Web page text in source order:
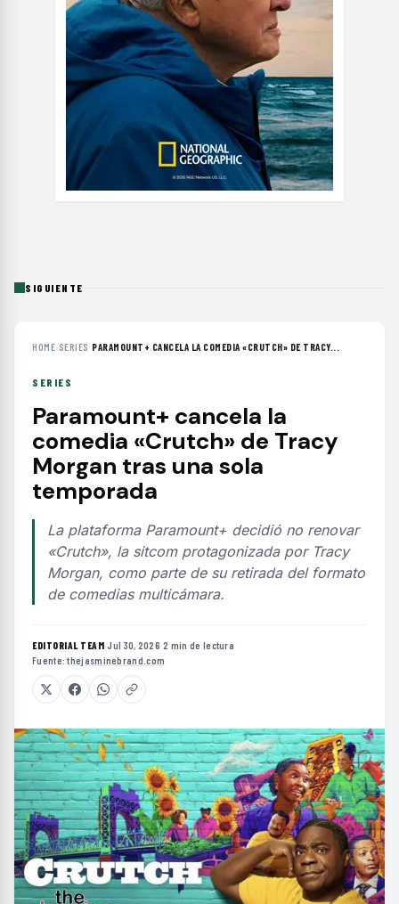
SIGUIENTE
HOME› SERIES ›PARAMOUNT+ CANCELA LA COMEDIA «CRUTCH» DE TRACY...
SERIES
Paramount+ cancela la
comedia «Crutch» de Tracy
Morgan tras una sola
temporada
La plataforma Paramount+ decidió no renovar
«Crutch», la sitcom protagonizada por Tracy
Morgan, como parte de su retirada del formato
de comedias multicámara.
EDITORIAL TEAM·Jul 30, 2026·2 min de lectura·
Fuente:thejasminebrand.com